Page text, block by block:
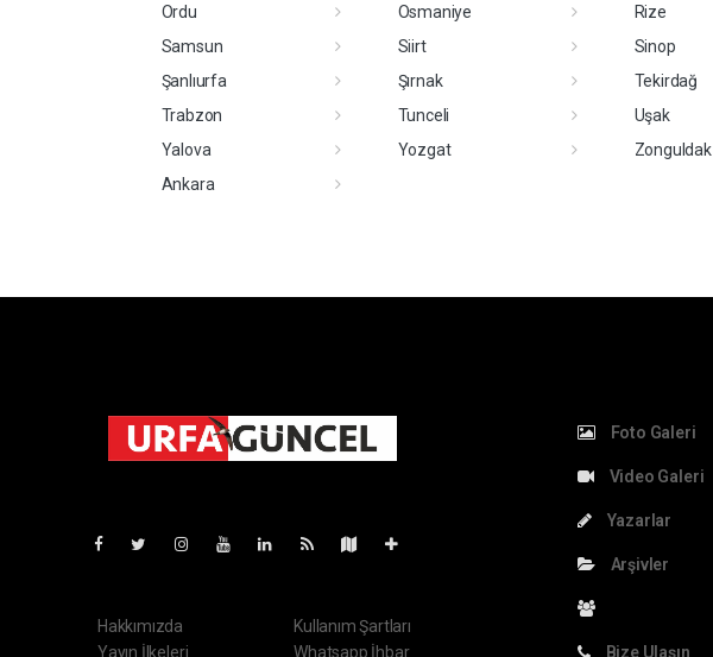
Ordu
Osmaniye Rize
Samsun
Siirt Sinop
Şanlıurfa
Şırnak Tekirdağ
Trabzon
Tunceli Uşak
Yalova
Yozgat Zonguldak
Ankara
Hakkımızda
Yayın İlkeleri
Kullanım Şartları
Whatsapp İhbar
Foto Galeri
Video Galeri
Yazarlar
Arşivler
Bize Ulaşın